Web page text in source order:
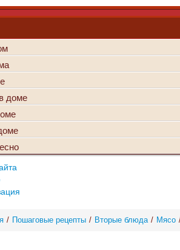
доме
/ Пошаговые рецепты / Вторые блюда / Мясо